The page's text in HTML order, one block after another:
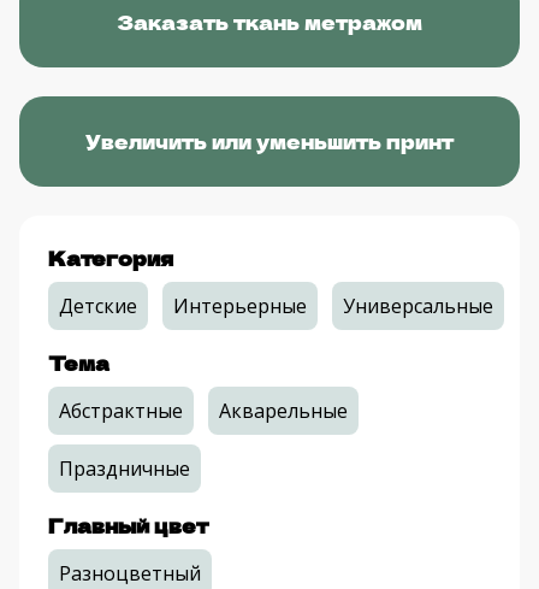
Заказать ткань метражом
Увеличить или уменьшить принт
Категория
Детские Интерьерные Универсальные
Тема
Абстрактные Акварельные
Праздничные
Главный цвет
Разноцветный